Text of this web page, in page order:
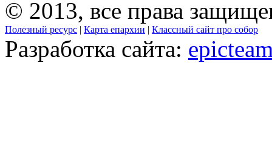
© 2013, все права
Полезный ресурс | Карта епархии | Классный сайт про собор
Разработка сайта: